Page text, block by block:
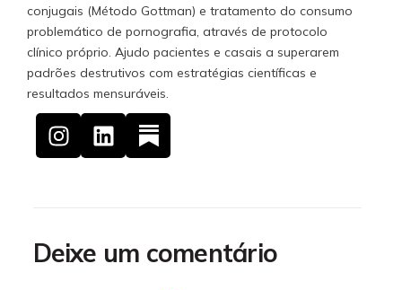
conjugais (Método Gottman) e tratamento do consumo
problemático de pornografia, através de protocolo
clínico próprio. Ajudo pacientes e casais a superarem
padrões destrutivos com estratégias científicas e
resultados mensuráveis.
Deixe um comentário